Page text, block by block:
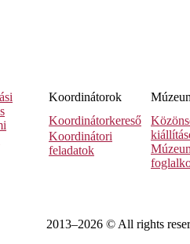
Koordinátorok
Koordinátorkereső
Koordinátori
feladatok
2013–2026 © All rights